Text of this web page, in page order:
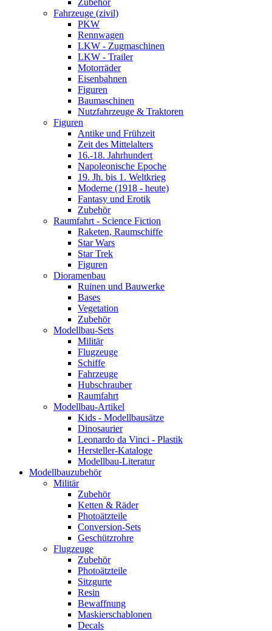
Zubehör
Fahrzeuge (zivil)
PKW
Rennwagen
LKW - Zugmaschinen
LKW - Trailer
Motorräder
Eisenbahnen
Figuren
Baumaschinen
Nutzfahrzeuge & Traktoren
Figuren
Antike und Frühzeit
Zeit des Mittelalters
16.-18. Jahrhundert
Napoleonische Epoche
19. Jh. bis 1. Weltkrieg
Moderne (1918 - heute)
Fantasy und Erotik
Zubehör
Raumfahrt - Science Fiction
Raketen, Raumschiffe
Star Wars
Star Trek
Figuren
Dioramenbau
Ruinen und Bauwerke
Bases
Vegetation
Zubehör
Modellbau-Sets
Militär
Flugzeuge
Schiffe
Fahrzeuge
Hubschrauber
Raumfahrt
Modellbau-Artikel
Kids - Modellbausätze
Dinosaurier
Leonardo da Vinci - Plastik
Hersteller-Kataloge
Modellbau-Literatur
Modellbauzubehör
Militär
Zubehör
Ketten & Räder
Photoätzteile
Conversion-Sets
Geschützrohre
Flugzeuge
Zubehör
Photoätzteile
Sitzgurte
Resin
Bewaffnung
Maskierschablonen
Decals